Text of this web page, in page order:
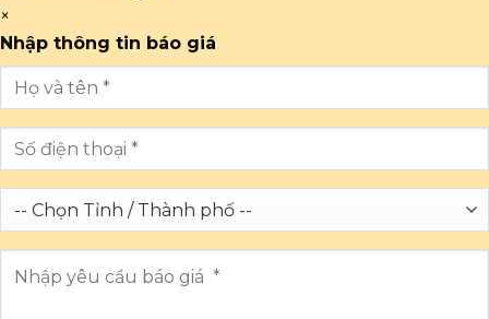
×
Nhập thông tin báo giá